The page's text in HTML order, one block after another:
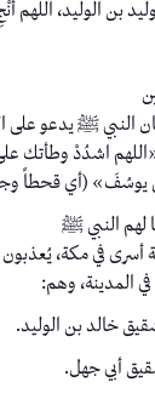
بن الوليد،
النبي ﷺ يدعو على
اشدُدْ وطأتك
يوسُفَ» (أي قحطاً
لهم النبي ﷺ
أسرى في مكة،
المدينة، وهم:
خالد بن الوليد.
أبي جهل.